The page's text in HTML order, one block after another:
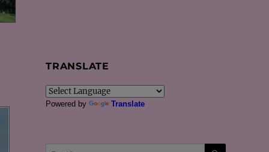
TRANSLATE
Powered by Translate
Caută
CĂUTARE